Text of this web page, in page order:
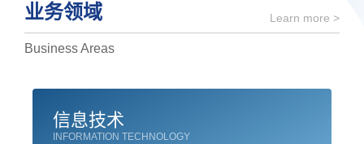
业务领域 Learn more >
Business Areas
信息技术
INFORMATION TECHNOLOGY